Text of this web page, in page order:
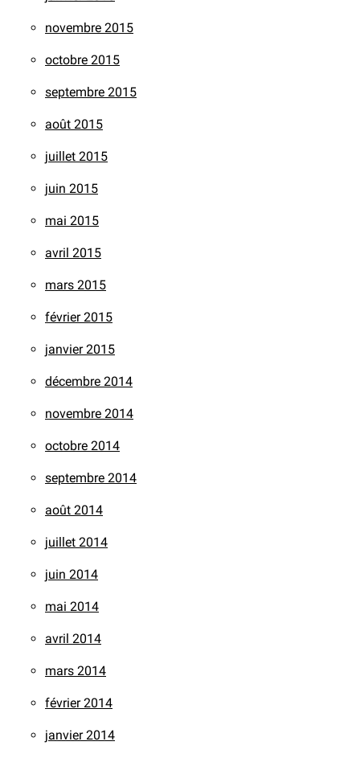
novembre 2015
octobre 2015
septembre 2015
août 2015
juillet 2015
juin 2015
mai 2015
avril 2015
mars 2015
février 2015
janvier 2015
décembre 2014
novembre 2014
octobre 2014
septembre 2014
août 2014
juillet 2014
juin 2014
mai 2014
avril 2014
mars 2014
février 2014
janvier 2014